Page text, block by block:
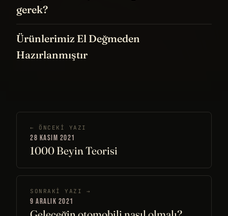
gerek?
Ürünlerimiz El Değmeden
Hazırlanmıştır
← ÖNCEKI YAZI
28 KASIM 2021
1000 Beyin Teorisi
SONRAKI YAZI →
9 ARALIK 2021